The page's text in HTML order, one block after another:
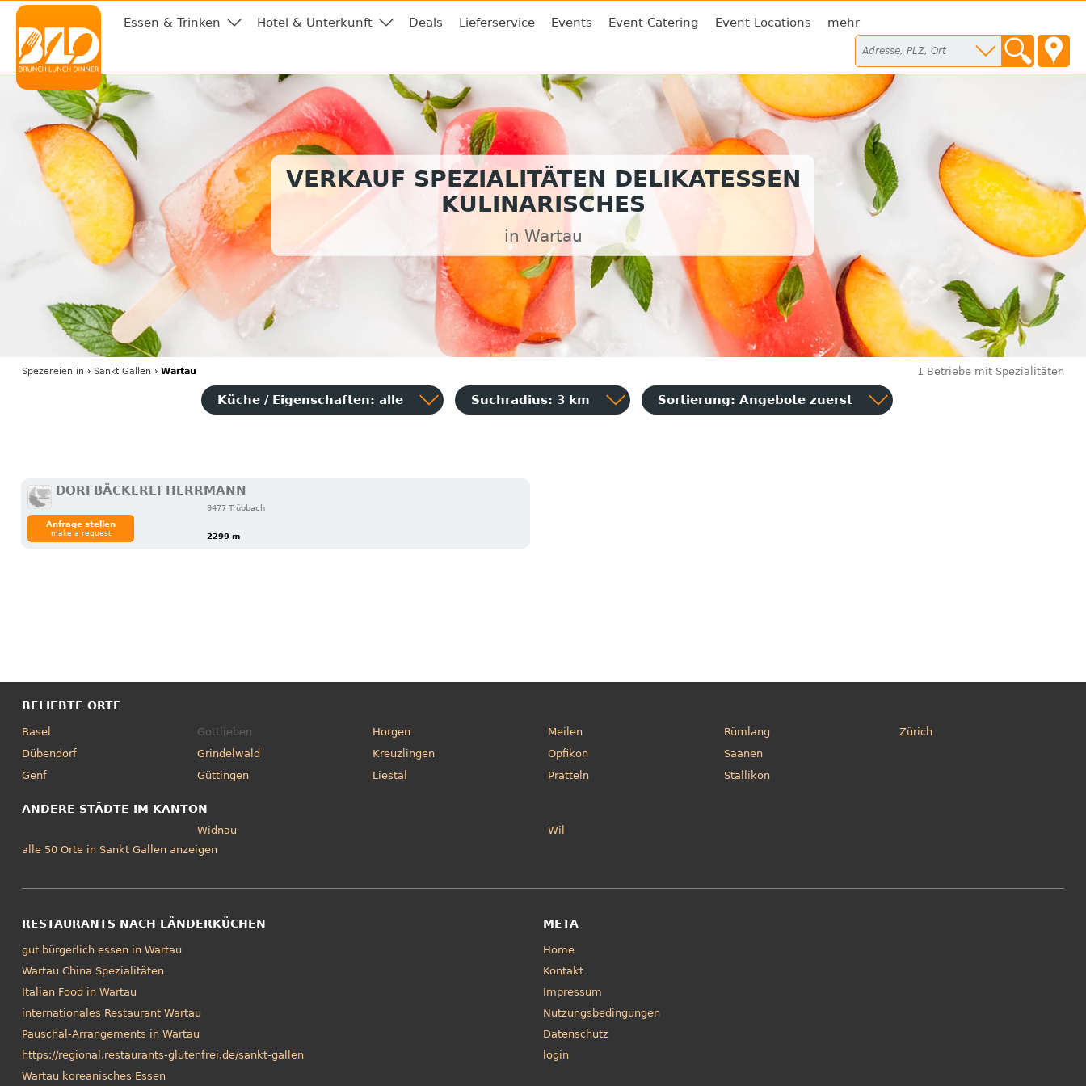
Essen & Trinken Hotel & Unterkunft Deals Lieferservice Events Event-Catering Event-Locations mehr
VERKAUF SPEZIALITÄTEN DELIKATESSEN
KULINARISCHES
in Wartau
Spezereien in › Sankt Gallen › Wartau 1 Betriebe mit Spezialitäten
Küche / Eigenschaften: alle Suchradius: 3 km Sortierung: Angebote zuerst
DORFBÄCKEREI HERRMANN
9477 Trübbach
2299 m
Anfrage stellen
make a request
BELIEBTE ORTE
Basel
Dübendorf
Genf
Gottlieben
Grindelwald
Güttingen
Horgen
Kreuzlingen
Liestal
Meilen
Opfikon
Pratteln
Rümlang
Saanen
Stallikon
Zürich
ANDERE STÄDTE IM KANTON
Widnau
Wil
alle 50 Orte in Sankt Gallen anzeigen
RESTAURANTS NACH LÄNDERKÜCHEN
gut bürgerlich essen in Wartau
Wartau China Spezialitäten
Italian Food in Wartau
internationales Restaurant Wartau
Pauschal-Arrangements in Wartau
https://regional.restaurants-glutenfrei.de/sankt-gallen
Wartau koreanisches Essen
META
Home
Kontakt
Impressum
Nutzungsbedingungen
Datenschutz
login